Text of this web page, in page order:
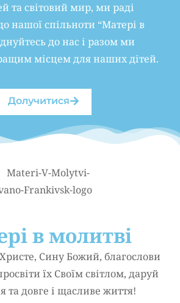
та світовий мир, ми раді
нашої спільноти “Матері в
до нас і разом ми
місцем для наших дітей.
Долучитися
в молитві
Сину Божий, благослови
їх Своїм світлом, даруй
та довге і щасливе життя!